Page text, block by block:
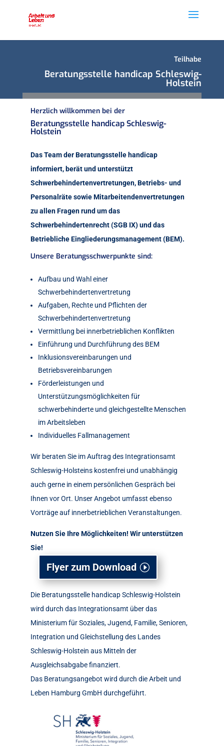
Teilhabe
Beratungsstelle handicap Schleswig-
Holstein
Herzlich willkommen bei der
Beratungsstelle handicap Schleswig-
Holstein
Das Team der Beratungsstelle handicap
informiert, berät und unterstützt
Schwerbehindertenvertretungen, Betriebs- und
Personalräte sowie Mitarbeitendenvertretungen
zu allen Fragen rund um das
Schwerbehindertenrecht (SGB IX) und das
Betriebliche Eingliederungsmanagement (BEM).
Unsere Beratungsschwerpunkte sind:
Aufbau und Wahl einer
Schwerbehindertenvertretung
Aufgaben, Rechte und Pflichten der
Schwerbehindertenvertretung
Vermittlung bei innerbetrieblichen Konflikten
Einführung und Durchführung des BEM
Inklusionsvereinbarungen und
Betriebsvereinbarungen
Förderleistungen und
Unterstützungsmöglichkeiten für
schwerbehinderte und gleichgestellte Menschen
im Arbeitsleben
Individuelles Fallmanagement
Wir beraten Sie im Auftrag des Integrationsamt
Schleswig-Holsteins kostenfrei und unabhängig
auch gerne in einem persönlichen Gespräch bei
Ihnen vor Ort. Unser Angebot umfasst ebenso
Vorträge auf innerbetrieblichen Veranstaltungen.
Nutzen Sie Ihre Möglichkeiten! Wir unterstützen
Sie!
Flyer zum Download
Die Beratungsstelle handicap Schleswig-Holstein
wird durch das Integrationsamt über das
Ministerium für Soziales, Jugend, Familie, Senioren,
Integration und Gleichstellung des Landes
Schleswig-Holstein aus Mitteln der
Ausgleichsabgabe finanziert.
Das Beratungsangebot wird durch die Arbeit und
Leben Hamburg GmbH durchgeführt.